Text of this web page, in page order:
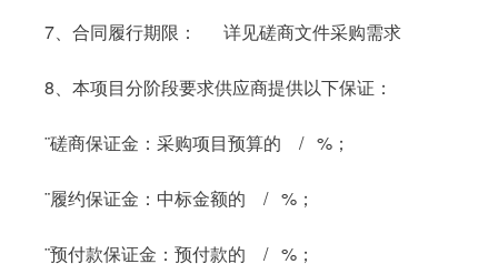
7、合同履行期限： 详见磋商文件采购需求
8、本项目分阶段要求供应商提供以下保证：
¨磋商保证金：采购项目预算的 / %；
¨履约保证金：中标金额的 / %；
¨预付款保证金：预付款的 / %；